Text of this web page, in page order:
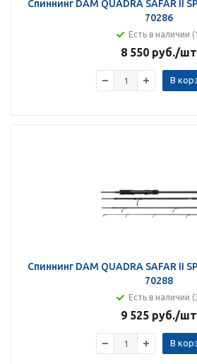
Спиннинг DAM QUADRA SAFAR II
70286
Есть в наличии
8 550 руб./шт
В
Спиннинг DAM QUADRA SAFAR II
70288
Есть в наличии
9 525 руб./шт
В